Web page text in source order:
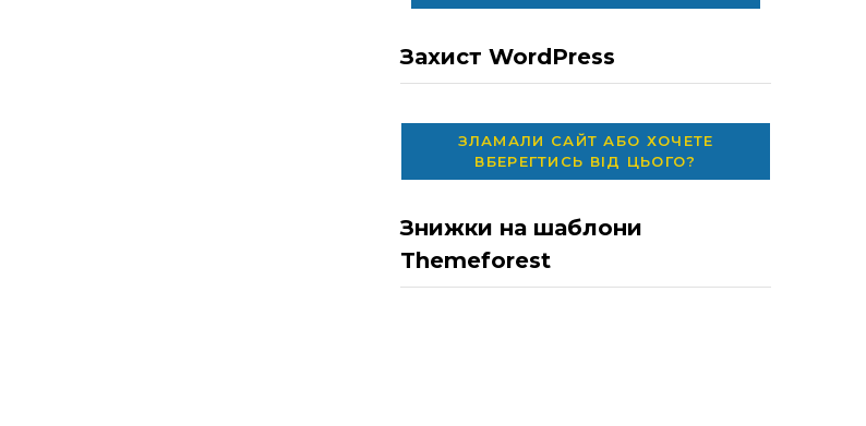
Захист WordPress
ЗЛАМАЛИ САЙТ АБО ХОЧЕТЕ
ВБЕРЕГТИСЬ ВІД ЦЬОГО?
Знижки на шаблони
Themeforest